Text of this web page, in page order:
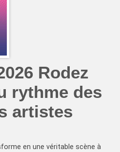
Rodez
rythme des
artistes
en une véritable scène à